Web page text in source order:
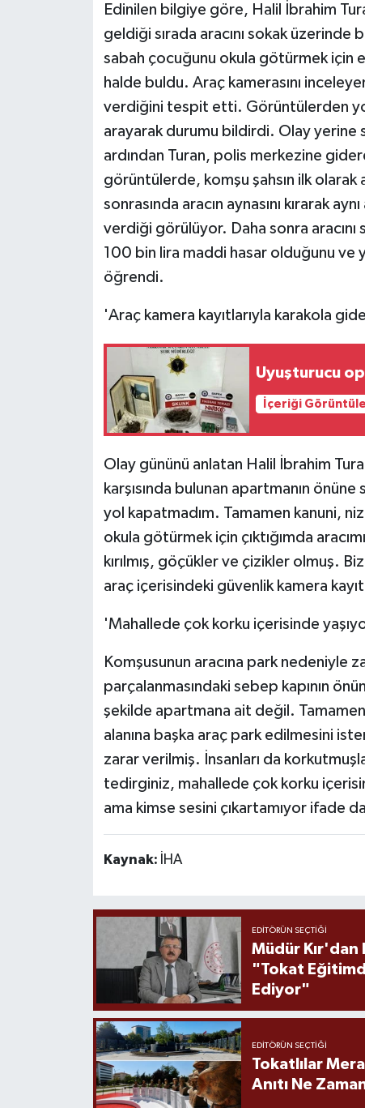
Edinilen bilgiye göre, Halil İbrahim
geldiği sırada aracını sokak üzerinde
sabah çocuğunu okula götürmek için
halde buldu. Araç kamerasını
verdiğini tespit etti. Görüntülerden
arayarak durumu bildirdi. Olay yerine
ardından Turan, polis merkezine
görüntülerde, komşu şahsın ilk olarak
sonrasında aracın aynasını kırarak
verdiği görülüyor. Daha sonra
100 bin lira maddi hasar olduğunu ve
öğrendi.
'Araç kamera kayıtlarıyla karakola
Uyuşturucu
İçeriği Görüntüle
Olay gününü anlatan Halil İbrahim
karşısında bulunan apartmanın
yol kapatmadım. Tamamen kanuni,
okula götürmek için çıktığımda
kırılmış, göçükler ve çizikler olmuş.
araç içerisindeki güvenlik kamera
'Mahallede çok korku içerisinde
Komşusunun aracına park nedeniyle
parçalanmasındaki sebep kapının
şekilde apartmana ait değil.
alanına başka araç park edilmesini
zarar verilmiş. İnsanları da
tedirginiz, mahallede çok korku
ama kimse sesini çıkartamıyor ifade
Kaynak: İHA
EDITÖRÜN SEÇTIĞI
Müdür Kır'dan
"Tokat
Ediyor"
EDITÖRÜN SEÇTIĞI
Tokatlılar
Anıtı Ne